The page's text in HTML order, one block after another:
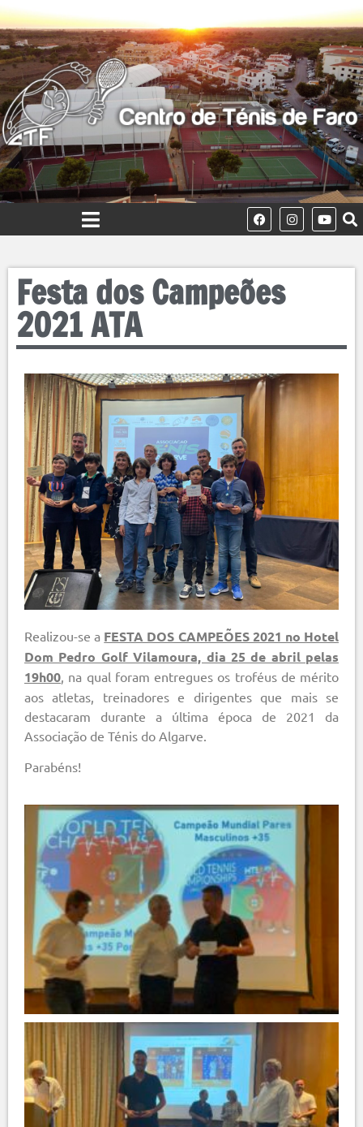
Festa dos Campeões
2021 ATA
Realizou-se a FESTA DOS CAMPEÕES 2021 no Hotel
Dom Pedro Golf Vilamoura, dia 25 de abril pelas
19h00, na qual foram entregues os troféus de mérito
aos atletas, treinadores e dirigentes que mais se
destacaram durante a última época de 2021 da
Associação de Ténis do Algarve.
Parabéns!